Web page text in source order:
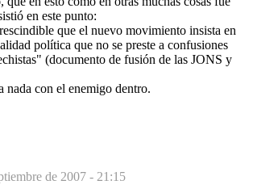
en este punto:
que el nuevo movimiento insista en
política que no se preste a confusiones
(documento de fusión de las JONS y
nada con el enemigo dentro.
de 2007 - 21:15